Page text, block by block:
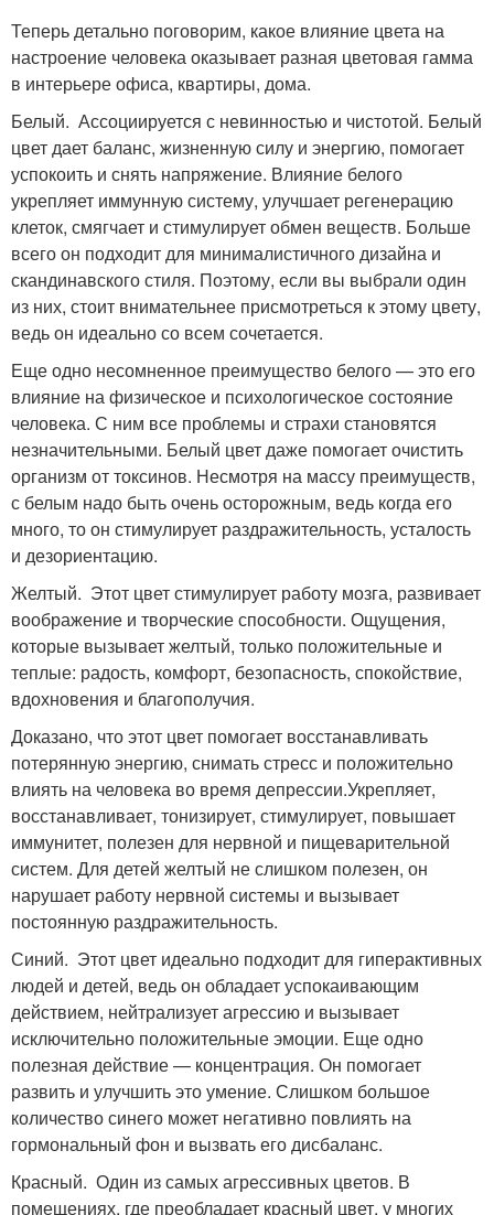
Теперь детально поговорим, какое влияние цвета на
настроение человека оказывает разная цветовая гамма
в интерьере офиса, квартиры, дома.
Белый. Ассоциируется с невинностью и чистотой. Белый
цвет дает баланс, жизненную силу и энергию, помогает
успокоить и снять напряжение. Влияние белого
укрепляет иммунную систему, улучшает регенерацию
клеток, смягчает и стимулирует обмен веществ. Больше
всего он подходит для минималистичного дизайна и
скандинавского стиля. Поэтому, если вы выбрали один
из них, стоит внимательнее присмотреться к этому цвету,
ведь он идеально со всем сочетается.
Еще одно несомненное преимущество белого — это его
влияние на физическое и психологическое состояние
человека. С ним все проблемы и страхи становятся
незначительными. Белый цвет даже помогает очистить
организм от токсинов. Несмотря на массу преимуществ,
с белым надо быть очень осторожным, ведь когда его
много, то он стимулирует раздражительность, усталость
и дезориентацию.
Желтый. Этот цвет стимулирует работу мозга, развивает
воображение и творческие способности. Ощущения,
которые вызывает желтый, только положительные и
теплые: радость, комфорт, безопасность, спокойствие,
вдохновения и благополучия.
Доказано, что этот цвет помогает восстанавливать
потерянную энергию, снимать стресс и положительно
влиять на человека во время депрессии.Укрепляет,
восстанавливает, тонизирует, стимулирует, повышает
иммунитет, полезен для нервной и пищеварительной
систем. Для детей желтый не слишком полезен, он
нарушает работу нервной системы и вызывает
постоянную раздражительность.
Синий. Этот цвет идеально подходит для гиперактивных
людей и детей, ведь он обладает успокаивающим
действием, нейтрализует агрессию и вызывает
исключительно положительные эмоции. Еще одно
полезная действие — концентрация. Он помогает
развить и улучшить это умение. Слишком большое
количество синего может негативно повлиять на
гормональный фон и вызвать его дисбаланс.
Красный. Один из самых агрессивных цветов. В
помещениях, где преобладает красный цвет, у многих